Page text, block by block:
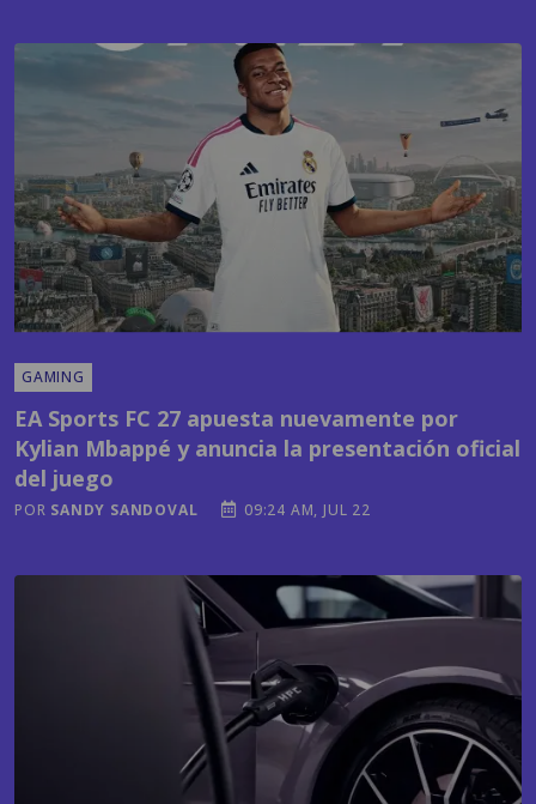
GAMING
Kylian Mbappé y anuncia la presentación oficial
del juego
PORSANDY SANDOVAL 09:24 AM, JUL 22